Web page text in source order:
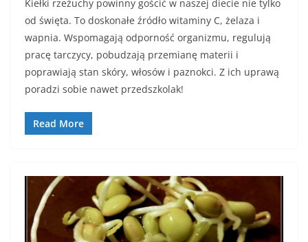
Kiełki rzeżuchy powinny gościć w naszej diecie nie tylko
od święta. To doskonałe źródło witaminy C, żelaza i
wapnia. Wspomagają odporność organizmu, regulują
pracę tarczycy, pobudzają przemianę materii i
poprawiają stan skóry, włosów i paznokci. Z ich uprawą
poradzi sobie nawet przedszkolak!
Read More